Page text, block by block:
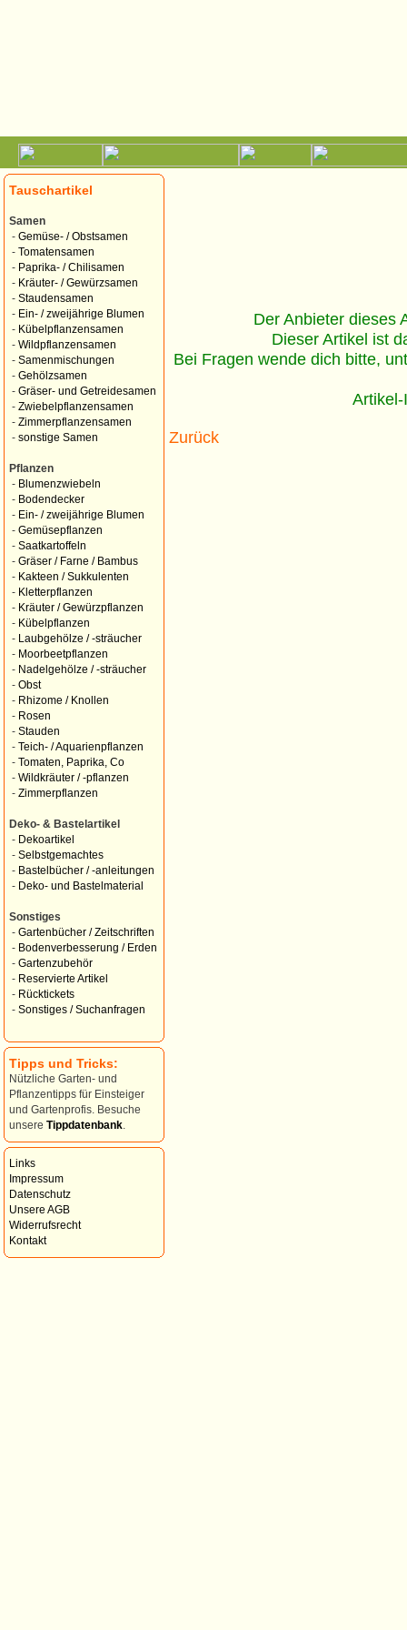
Tauschartikel
Samen
- Gemüse- / Obstsamen
- Tomatensamen
- Paprika- / Chilisamen
- Kräuter- / Gewürzsamen
- Staudensamen
- Ein- / zweijährige Blumen
- Kübelpflanzensamen
- Wildpflanzensamen
- Samenmischungen
- Gehölzsamen
- Gräser- und Getreidesamen
- Zwiebelpflanzensamen
- Zimmerpflanzensamen
- sonstige Samen
Pflanzen
- Blumenzwiebeln
- Bodendecker
- Ein- / zweijährige Blumen
- Gemüsepflanzen
- Saatkartoffeln
- Gräser / Farne / Bambus
- Kakteen / Sukkulenten
- Kletterpflanzen
- Kräuter / Gewürzpflanzen
- Kübelpflanzen
-
Laubgehölze / -sträucher
- Moorbeetpflanzen
- Nadelgehölze / -sträucher
- Obst
- Rhizome / Knollen
- Rosen
- Stauden
- Teich- / Aquarienpflanzen
- Tomaten, Paprika, Co
- Wildkräuter / -pflanzen
- Zimmerpflanzen
Deko- & Bastelartikel
- Dekoartikel
- Selbstgemachtes
- Bastelbücher / -anleitungen
- Deko- und Bastelmaterial
Sonstiges
- Gartenbücher / Zeitschriften
- Bodenverbesserung / Erden
- Gartenzubehör
- Reservierte Artikel
- Rücktickets
- Sonstiges / Suchanfragen
Tipps und Tricks:
Nützliche Garten- und
Pflanzentipps für Einsteiger
und Gartenprofis. Besuche
unsere Tippdatenbank
Links
Impressum
Datenschutz
Unsere AGB
Widerrufsrecht
Kontakt
Der Anbieter dieses
Dieser Artikel ist
Bei Fragen wende dich bitte,
Zurück